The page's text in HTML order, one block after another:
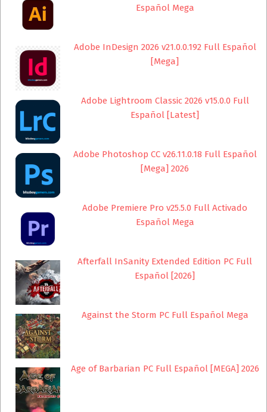
Español Mega
Adobe InDesign 2026 v21.0.0.192 Full Español
[Mega]
Adobe Lightroom Classic 2026 v15.0.0 Full
Español [Latest]
Adobe Photoshop CC v26.11.0.18 Full Español
[Mega] 2026
Adobe Premiere Pro v25.5.0 Full Activado
Español Mega
Afterfall InSanity Extended Edition PC Full
Español [2026]
Against the Storm PC Full Español Mega
Age of Barbarian PC Full Español [MEGA] 2026